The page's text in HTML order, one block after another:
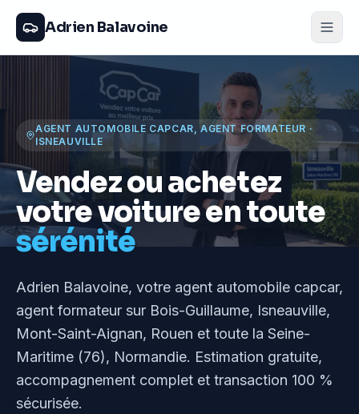
Adrien Balavoine
AGENT AUTOMOBILE CAPCAR, AGENT FORMATEUR ·
ISNEAUVILLE
Vendez ou achetez
votre voiture en toute
sérénité
Adrien Balavoine, votre agent automobile capcar,
agent formateur sur Bois-Guillaume, Isneauville,
Mont-Saint-Aignan, Rouen et toute la Seine-
Maritime (76), Normandie. Estimation gratuite,
accompagnement complet et transaction 100 %
sécurisée.